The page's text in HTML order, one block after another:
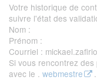
Votre historique de
suivre l'état des
Nom :
Prénom :
Courriel :
Si vous rencontrez
avec le . webmestre .